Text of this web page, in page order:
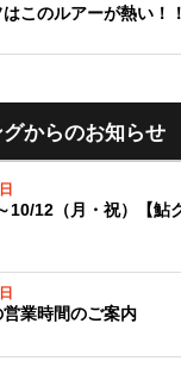
このルアーが熱い！！
からのお知らせ
10/12（月・祝）【鮎
業時間のご案内